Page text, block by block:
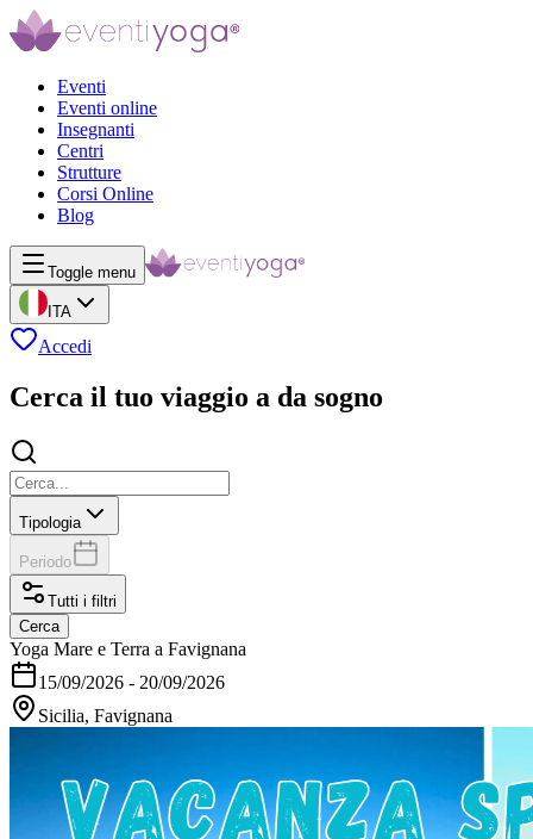
Eventi
Eventi online
Insegnanti
Centri
Strutture
Corsi Online
Blog
Toggle menu
ITA
Accedi
Cerca il tuo viaggio a da sogno
Tipologia
Periodo
Tutti i filtri
Cerca
Yoga Mare e Terra a Favignana
15/09/2026 - 20/09/2026
Sicilia, Favignana